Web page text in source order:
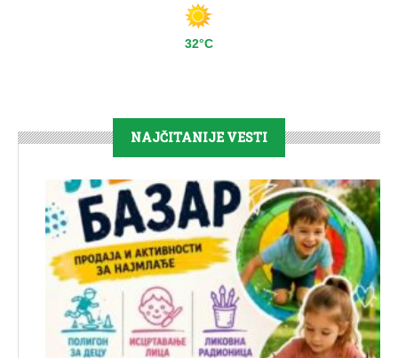
32°C
NAJČITANIJE VESTI